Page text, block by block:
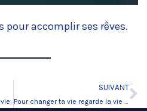
accomplir ses rêves.
SUIVANT
Pour changer ta vie regarde la vie avec optimisme …